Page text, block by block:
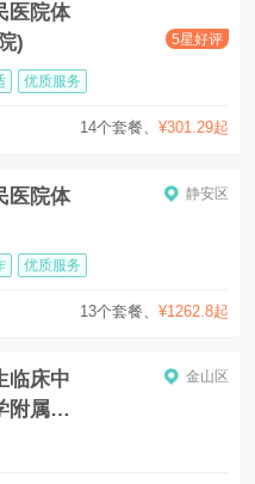
医院体
)
优质服务
5星好评
14个套餐、 ¥301.29起
医院体
静安区
优质服务
13个套餐 ¥1262.8起
临床中
附属中
院区
金山区